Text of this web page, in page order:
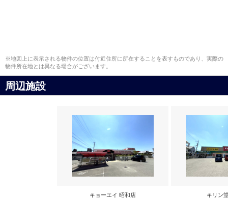
※地図上に表示される物件の位置は付近住所に所在することを表すものであり、実際の
物件所在地とは異なる場合がございます。
周辺施設
キョーエイ 昭和店 キリン